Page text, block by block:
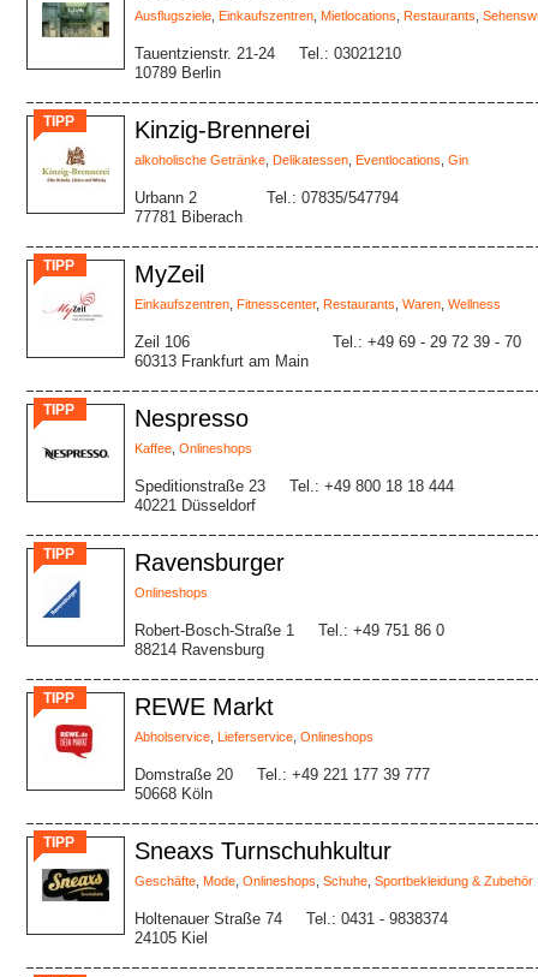
Ausflugsziele Einkaufszentren Mietlocations Restaurants
Tauentzienstr. 21-24
10789 Berlin
Tel.: 03021210
TIPP Kinzig-Brennerei
alkoholische Getränke Delikatessen Eventlocations Gin
Urbann 2
77781 Biberach
Tel.: 07835/547794
TIPP MyZeil
Einkaufszentren Fitnesscenter, Restaurants Waren Wellness
Zeil 106
60313 Frankfurt am Main
Tel.: +49 69 - 29 72 39 - 70
TIPP Nespresso
Kaffee Onlineshops
Speditionstraße 23
40221 Düsseldorf
Tel.: +49 800 18 18 444
TIPP Ravensburger
Onlineshops
Robert-Bosch-Straße 1
88214 Ravensburg
Tel.: +49 751 86 0
TIPP REWE Markt
Abholservice Lieferservice Onlineshops
Domstraße 20
50668 Köln
Tel.: +49 221 177 39 777
TIPP Sneaxs Turnschuhkultur
Geschäfte Mode Onlineshops Schuhe Sportbekleidung & Zubehör
Holtenauer Straße 74
24105 Kiel
Tel.: 0431 - 9838374